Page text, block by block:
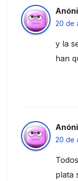
20 de
y la
han
20 de
plata